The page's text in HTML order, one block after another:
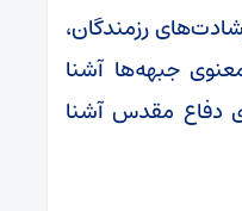
رزمندگان،
جبهه‌ها آشنا
دفاع مقدس آشنا